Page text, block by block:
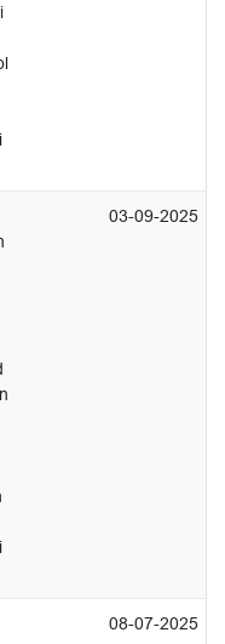
03-09-2025
08-07-2025